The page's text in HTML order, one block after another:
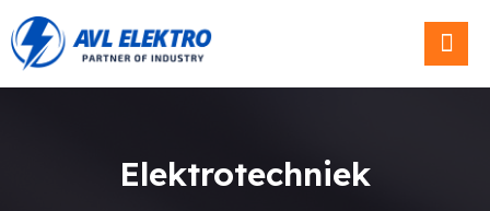
Elektrotechniek